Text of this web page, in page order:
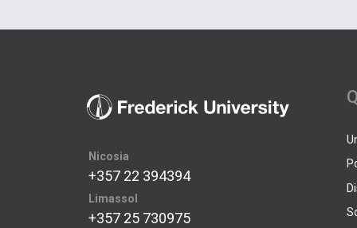
Nicosia
+357 22 394394
Limassol
+357 25 730975